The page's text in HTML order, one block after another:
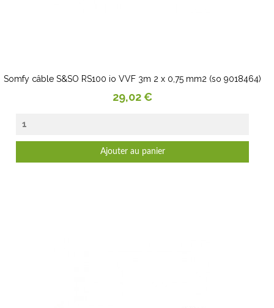
Somfy câble S&SO RS100 io VVF 3m 2 x 0,75 mm2 (so 9018464)
Prix
29,02 €
Ajouter au panier